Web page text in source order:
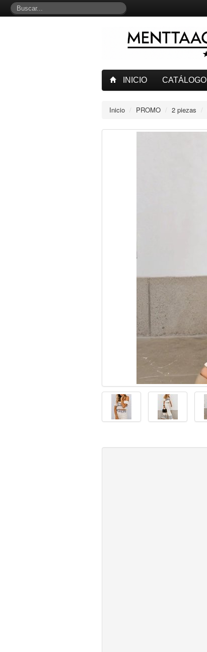
INICIO CATÁLOGO
Inicio / PROMO / 2 piezas /